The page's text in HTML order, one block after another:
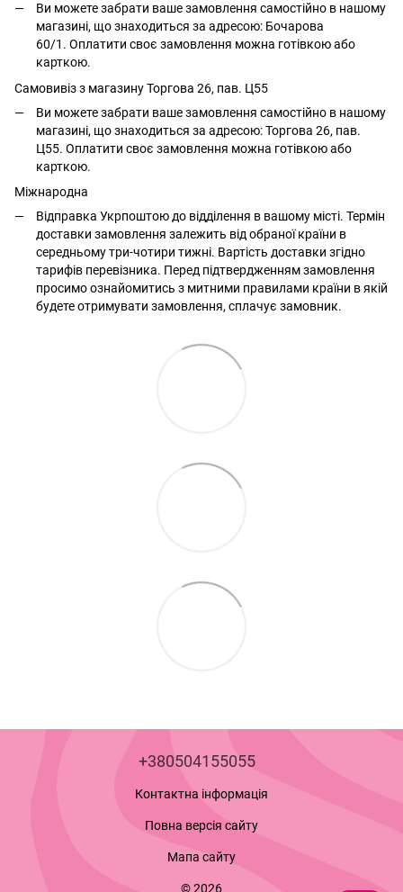
Ви можете забрати ваше замовлення самостійно в нашому
магазині, що знаходиться за адресою: Бочарова
60/1. Оплатити своє замовлення можна готівкою або
карткою.
Самовивіз з магазину Торгова 26, пав. Ц55
Ви можете забрати ваше замовлення самостійно в нашому
магазині, що знаходиться за адресою: Торгова 26, пав.
Ц55. Оплатити своє замовлення можна готівкою або
карткою.
Міжнародна
Відправка Укрпоштою до відділення в вашому місті. Термін
доставки замовлення залежить від обраної країни в
середньому три-чотири тижні. Вартість доставки згідно
тарифів перевізника. Перед підтвердженням замовлення
просимо ознайомитись з митними правилами країни в якій
будете отримувати замовлення, сплачує замовник.
+380504155055
Контактна інформація
Повна версія сайту
Мапа сайту
© 2026